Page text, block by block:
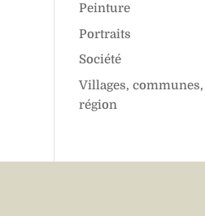
Peinture
Portraits
Société
Villages, communes,
région